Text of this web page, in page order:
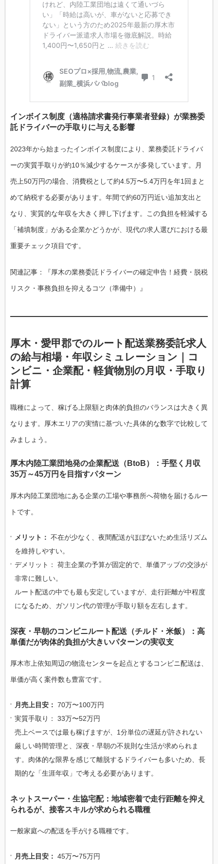
インボイス制度（適格請求書発行事業者登録）が業務委
託ドライバーの手取りに与える影響
2023年から始まったインボイス制度により、業務委託ドライバ
ーの実質手取りが約10％減少するケースが多発しています。月
売上50万円の場合、消費税として約4.5万〜5.4万円を年1回まと
めて納税する必要があります。年間で約60万円近い追加支出と
なり、実質的な年収を大きく押し下げます。この負担を軽減する
「補填制度」がある企業かどうかが、現代の求人選びにおける最
重要チェック項目です。
関連記事：『厚木の業務委託ドライバーの確定申告！経費・脱税
リスク・事務負担を抑えるコツ（準備中）』
厚木・愛甲郡でのルート配送業務委託求人
の給与相場・年収シミュレーション｜コ
ンビニ・企業配・軽貨物別の月収・手取り
計算
職種によって、稼げる上限額と肉体的負担のバランスは大きく異
なります。厚木エリアの実情に基づいた具体的な数字で比較して
みましょう。
厚木内陸工業団地発の企業配送（BtoB）：手堅く月収
35万～45万円を目指すパターン
厚木内陸工業団地にある企業の工場や事務所へ荷物を届けるルー
トです。
メリット： 不在が少なく、夜間配送がほぼないため生活リズム
を維持しやすい。
デメリット： 荷主企業の予算が固定的で、単価アップの交渉が
非常に難しい。
ルート配送の中でも最も安定していますが、走行距離が中程度
になるため、ガソリン代の管理が手取り額を左右します。
深夜・早朝のコンビニルート配送（チルド・米飯）：高
単価だが肉体的負担が大きいパターンの実収支
厚木市上依知周辺の物流センターを起点とするコンビニ配送は、
単価が高く案件数も豊富です。
月売上目安： 70万〜100万円
実質手取り： 33万〜52万円
売上ベースでは最も稼げますが、1分単位の遅延が許されない
厳しい時間管理と、深夜・早朝の不規則な生活が求められま
す。肉体的な限界を感じて離脱するドライバーも多いため、長
期的な「生涯年収」で考える必要があります。
ネットスーパー・生協宅配：地域密着で走行距離を抑え
られるが、接客スキルが求められる職種
一般家庭への配送を手がける職種です。
月売上目安： 45万〜75万円